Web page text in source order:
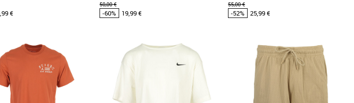
€
pas cher et Promos Vêtements
la veste Windrunner est célèbre
audacieuse. Tu peux
[...]
50,00 €
-60% 19,99 €
Vêtements pas cher et Promos Vêtements
Donnez une nouvelle dimension à votre look
décontracté avec ce tee-shirt. Il présente un
imprimé [...]
55,00 €
-52% 25,99 €
Vêtements pas cher et Promos Vêtements
Le débardeur DNA anti-transpiration rend
hommage à une année historique du
basketball pour les rookies [...]